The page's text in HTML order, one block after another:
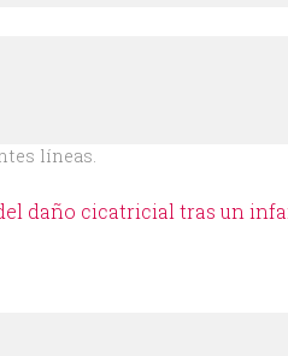
líneas.
daño cicatricial tras un